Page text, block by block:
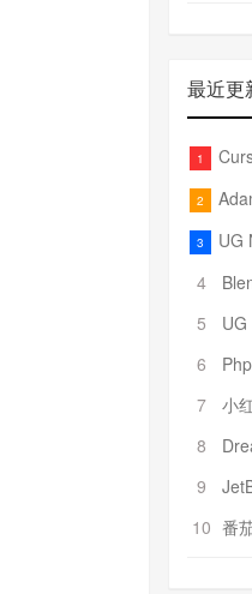
最近更
1
2
3
UG
4
5
UG
6
7
小红
8
9
10 番茄